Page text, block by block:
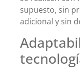
supuesto, sin
adicional y sin